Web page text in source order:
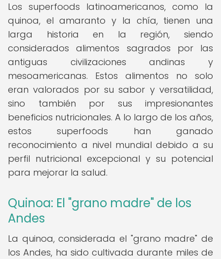
Los superfoods latinoamericanos, como la
quinoa, el amaranto y la chía, tienen una
larga historia en la región, siendo
considerados alimentos sagrados por las
antiguas civilizaciones andinas y
mesoamericanas. Estos alimentos no solo
eran valorados por su sabor y versatilidad,
sino también por sus impresionantes
beneficios nutricionales. A lo largo de los años,
estos superfoods han ganado
reconocimiento a nivel mundial debido a su
perfil nutricional excepcional y su potencial
para mejorar la salud.
Quinoa: El "grano madre" de los
Andes
La quinoa, considerada el "grano madre" de
los Andes, ha sido cultivada durante miles de